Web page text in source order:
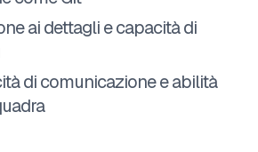
ai dettagli e capacità di
di comunicazione e abilità